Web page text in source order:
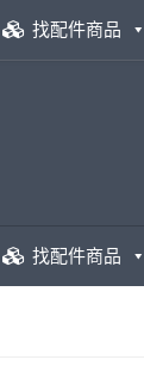
找配件商品
找配件商品